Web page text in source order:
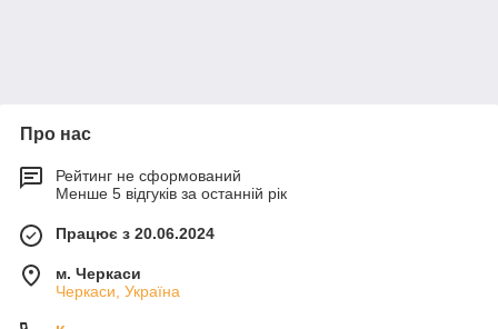
Про нас
Рейтинг не сформований
Менше 5 відгуків за останній рік
Працює з 20.06.2024
м. Черкаси
Черкаси, Україна